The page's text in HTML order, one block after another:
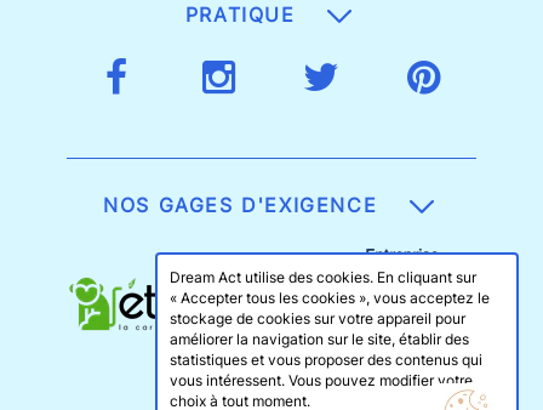
PRATIQUE
NOS GAGES D'EXIGENCE
Dream Act utilise des cookies. En cliquant sur
« Accepter tous les cookies », vous acceptez le
stockage de cookies sur votre appareil pour
améliorer la navigation sur le site, établir des
statistiques et vous proposer des contenus qui
vous intéressent. Vous pouvez modifier votre
choix à tout moment.